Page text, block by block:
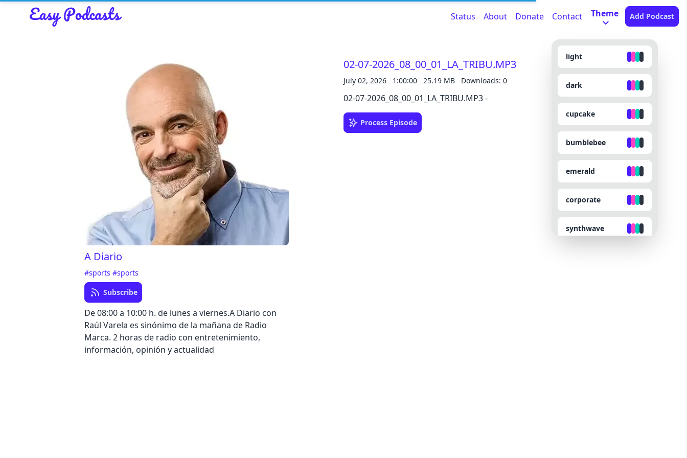
here
Cancel
Status About Donate Contact Theme
light
dark
cupcake
bumblebee
emerald
corporate
synthwave
Add Podcast
A Diario
#sports#sports
Subscribe
De 08:00 a 10:00 h. de lunes a viernes.A Diario con
Raúl Varela es sinónimo de la mañana de Radio
Marca. 2 horas de radio con entretenimiento,
información, opinión y actualidad
02-07-2026_08_00_01_LA_TRIBU.MP3
July 02, 2026 1:00:00 25.19 MB Downloads: 0
02-07-2026_08_00_01_LA_TRIBU.MP3 -
Process Episode